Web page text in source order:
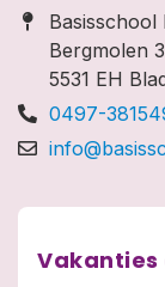
Basisschool
Bergmolen 3
5531 EH
0497-
Vakanties